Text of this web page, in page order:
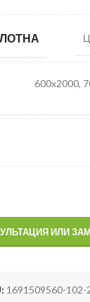
600х2000,
ИЛИ
1691509560-102-